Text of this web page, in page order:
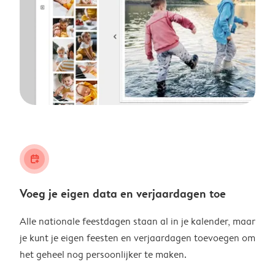
calendar_plus
Voeg je eigen data en verjaardagen toe
Alle nationale feestdagen staan al in je kalender, maar
je kunt je eigen feesten en verjaardagen toevoegen om
het geheel nog persoonlijker te maken.